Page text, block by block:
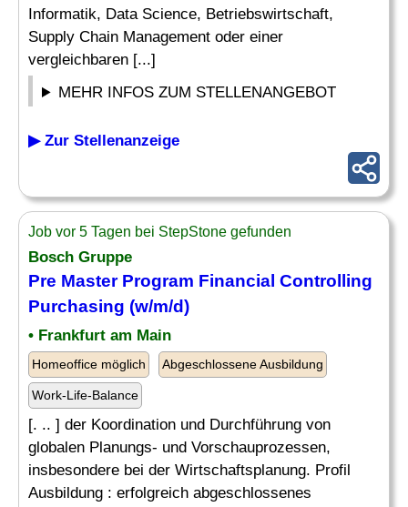
Informatik, Data Science, Betriebswirtschaft,
Supply Chain Management oder einer
vergleichbaren [...]
MEHR INFOS ZUM STELLENANGEBOT
▶ Zur Stellenanzeige
Job vor 5 Tagen bei StepStone gefunden
Bosch Gruppe
Pre Master Program Financial Controlling
Purchasing (w/m/d)
• Frankfurt am Main
Homeoffice möglich Abgeschlossene Ausbildung
Work-Life-Balance
[. .. ] der Koordination und Durchführung von
globalen Planungs- und Vorschauprozessen,
insbesondere bei der Wirtschaftsplanung. Profil
Ausbildung : erfolgreich abgeschlossenes